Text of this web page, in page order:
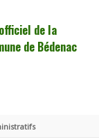
de la
de Bédenac